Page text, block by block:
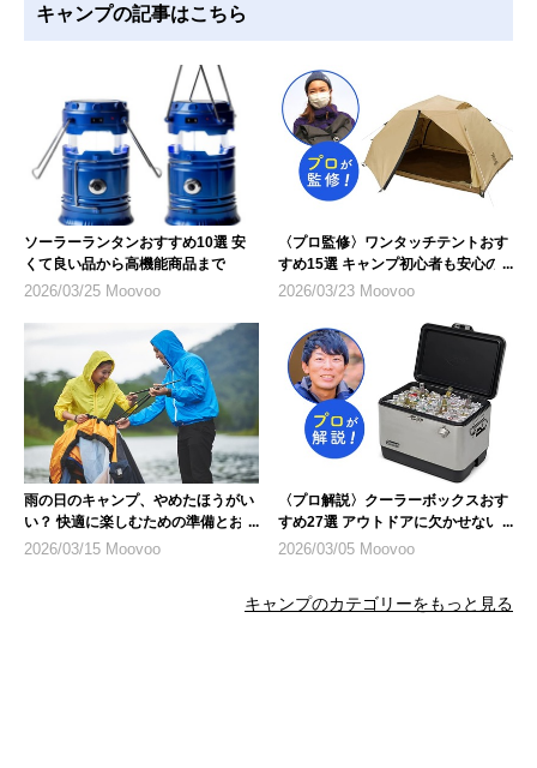
キャンプの記事はこちら
ソーラーランタンおすすめ10選 安
くて良い品から高機能商品まで
2026/03/25 Moovoo
〈プロ監修〉ワンタッチテントおす
すめ15選 キャンプ初心者も安心の
人気モデル
2026/03/23 Moovoo
雨の日のキャンプ、やめたほうがい
い？ 快適に楽しむための準備とおす
すめ商品
2026/03/15 Moovoo
〈プロ解説〉クーラーボックスおす
すめ27選 アウトドアに欠かせない
キャンプギア
2026/03/05 Moovoo
キャンプのカテゴリーをもっと見る